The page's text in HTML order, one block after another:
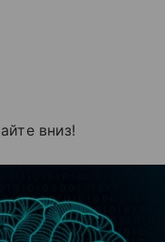
вниз!